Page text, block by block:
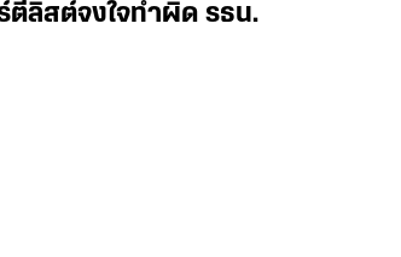
ตี้ลิสต์จงใจทำผิด รธน.